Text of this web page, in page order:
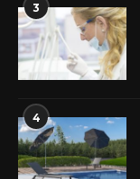
3
4